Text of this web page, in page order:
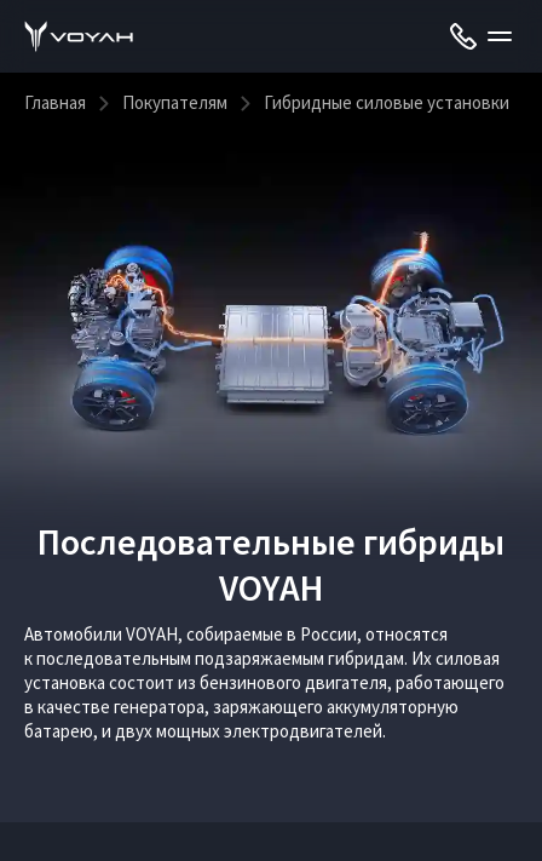
Главная Покупателям Гибридные силовые установки
Последовательные гибриды
VOYAH
Автомобили VOYAH, собираемые в России, относятся
к последовательным подзаряжаемым гибридам. Их силовая
установка состоит из бензинового двигателя, работающего
в качестве генератора, заряжающего аккумуляторную
батарею, и двух мощных электродвигателей.